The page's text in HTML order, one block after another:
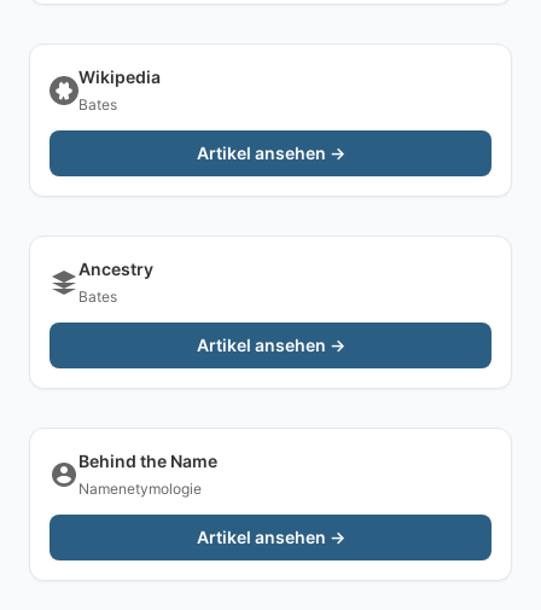
Wikipedia
Bates
Artikel ansehen →
Ancestry
Bates
Artikel ansehen →
Behind the Name
Namenetymologie
Artikel ansehen →